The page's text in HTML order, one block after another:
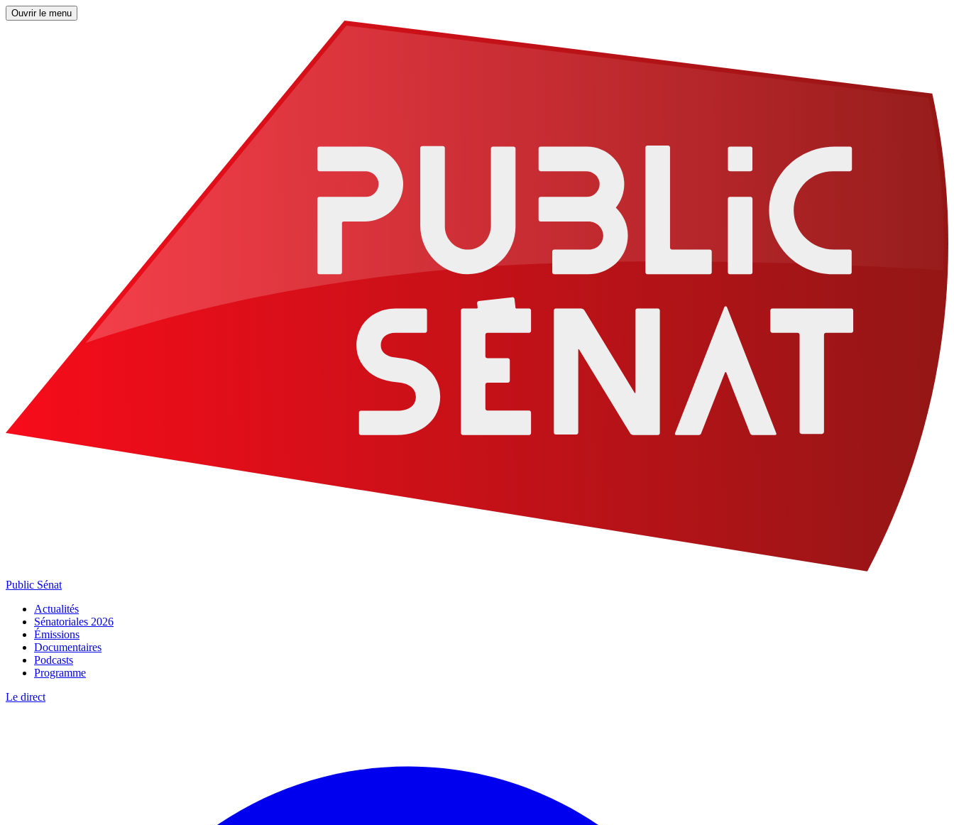
Ouvrir le menu
Public Sénat
Actualités
Sénatoriales 2026
Émissions
Documentaires
Podcasts
Programme
Le direct